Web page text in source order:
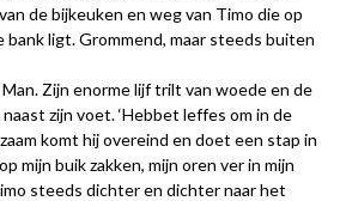
de bijkeuken en weg van Timo die op
bank ligt. Grommend, maar steeds buiten
Zijn enorme lijf trilt van woede en de
zijn voet. ‘Hebbet leffes om in de
komt hij overeind en doet een stap in
mijn buik zakken, mijn oren ver in mijn
steeds dichter en dichter naar het